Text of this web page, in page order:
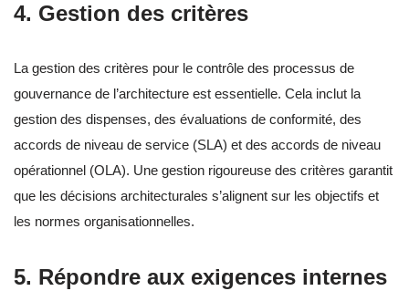
4. Gestion des critères
La gestion des critères pour le contrôle des processus de
gouvernance de l’architecture est essentielle. Cela inclut la
gestion des dispenses, des évaluations de conformité, des
accords de niveau de service (SLA) et des accords de niveau
opérationnel (OLA). Une gestion rigoureuse des critères garantit
que les décisions architecturales s’alignent sur les objectifs et
les normes organisationnelles.
5. Répondre aux exigences internes